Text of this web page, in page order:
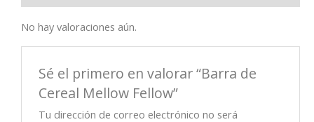
No hay valoraciones aún.
Sé el primero en valorar “Barra de
Cereal Mellow Fellow”
Tu dirección de correo electrónico no será